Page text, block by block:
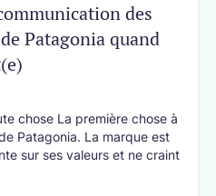
des
Patagonia quand
chose La première chose à
Patagonia. La marque est
sur ses valeurs et ne craint